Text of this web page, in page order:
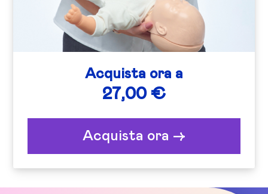
Acquista ora a
27,00 €
Acquista ora ->